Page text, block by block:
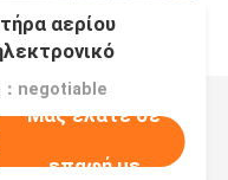
αερίου
：negotiable
Μας ελάτε σε
επαφή με